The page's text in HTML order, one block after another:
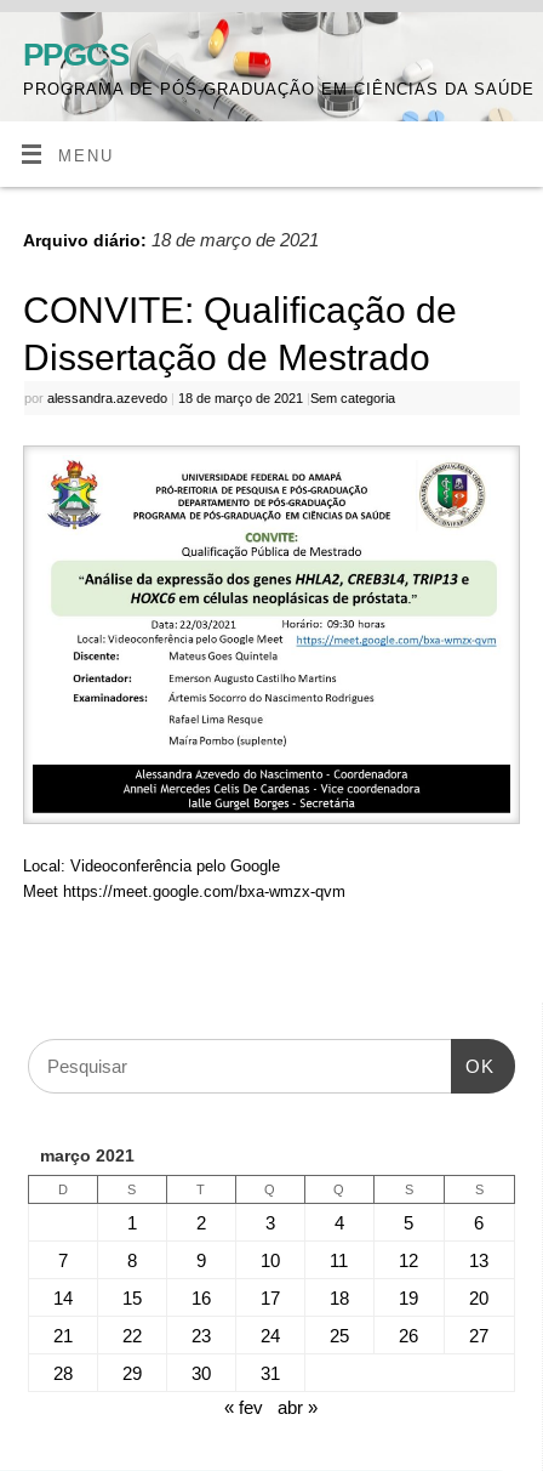
PPGCS
PROGRAMA DE PÓS-GRADUAÇÃO EM CIÊNCIAS DA SAÚDE
MENU
Arquivo diário: 18 de março de 2021
CONVITE: Qualificação de
Dissertação de Mestrado
por alessandra.azevedo | 18 de março de 2021 |Sem categoria
Local: Videoconferência pelo Google
Meet https://meet.google.com/bxa-wmzx-qvm
OK
março 2021
D S T Q Q S S
1 2 3 4 5
6
7
8 9 10 11 12
13
14
15 16 17 18 19
20
21
22 23 24 25 26
27
28
29 30
31
« fev
abr »